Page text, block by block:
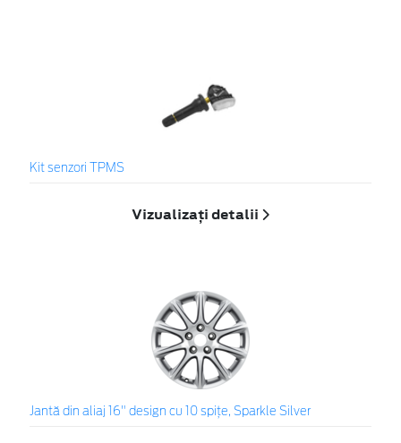
Kit senzori TPMS
Vizualizați detalii
Jantă din aliaj 16" design cu 10 spiţe, Sparkle Silver